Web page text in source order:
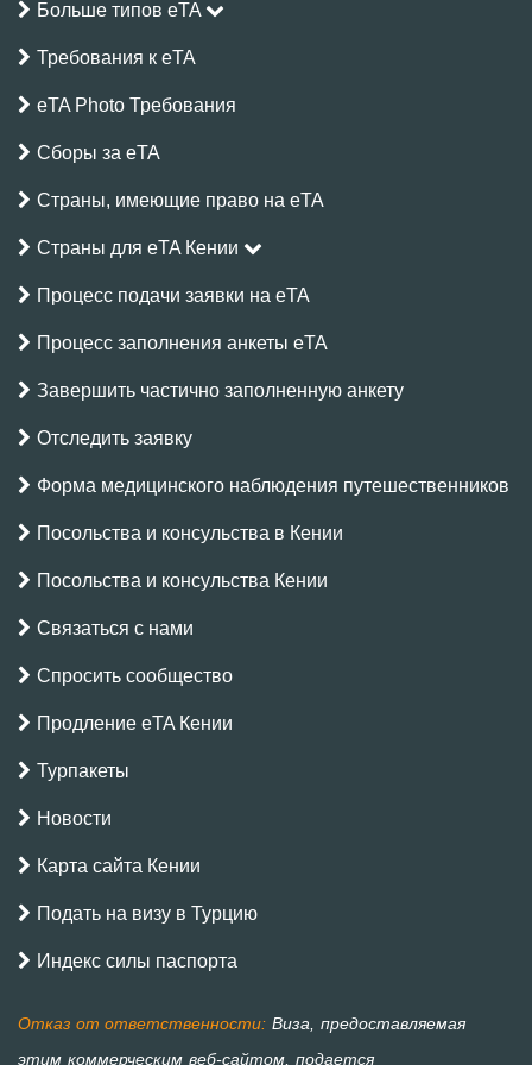
Больше типов eTA
Требования к eTA
eTA Photo Требования
Сборы за eTA
Страны, имеющие право на eTA
Страны для eTA Кении
Процесс подачи заявки на eTA
Процесс заполнения анкеты eTA
Завершить частично заполненную анкету
Отследить заявку
Форма медицинского наблюдения путешественников
Посольства и консульства в Кении
Посольства и консульства Кении
Связаться с нами
Спросить сообщество
Продление eTA Кении
Турпакеты
Новости
Карта сайта Кении
Подать на визу в Турцию
Индекс силы паспорта